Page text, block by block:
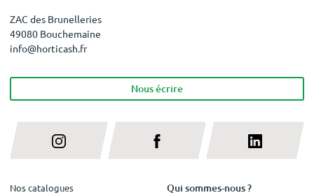
ZAC des Brunelleries
49080 Bouchemaine
info@horticash.fr
Nous écrire
Nos catalogues
Qui sommes-nous ?